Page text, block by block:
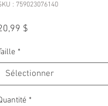
: 759023076140
$
*
Sélectionner
*